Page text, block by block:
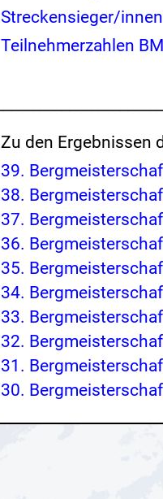
Streckensieger/
Teilnehmerzahlen BM
Zu den Ergebnissen
39.
38.
37.
36.
35.
34.
33.
32.
31.
30.